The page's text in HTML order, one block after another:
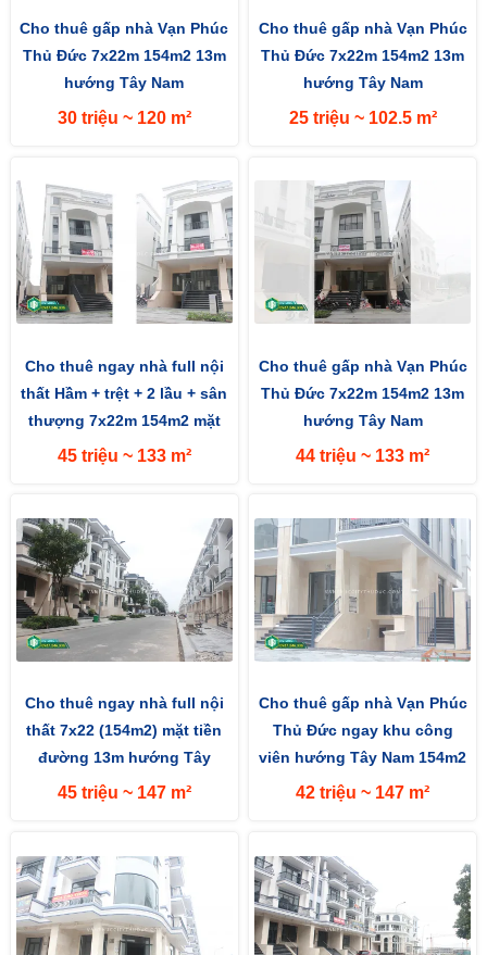
Cho thuê gấp nhà Vạn Phúc
Thủ Đức 7x22m 154m2 13m
hướng Tây Nam
30 triệu ~ 120 m²
Cho thuê gấp nhà Vạn Phúc
Thủ Đức 7x22m 154m2 13m
hướng Tây Nam
25 triệu ~ 102.5 m²
Cho thuê ngay nhà full nội
thất Hầm + trệt + 2 lầu + sân
thượng 7x22m 154m2 mặt
đường 13m hướng Tây
45 triệu ~ 133 m²
Cho thuê gấp nhà Vạn Phúc
Thủ Đức 7x22m 154m2 13m
hướng Tây Nam
44 triệu ~ 133 m²
Cho thuê ngay nhà full nội
thất 7x22 (154m2) mặt tiền
đường 13m hướng Tây
45 triệu ~ 147 m²
Cho thuê gấp nhà Vạn Phúc
Thủ Đức ngay khu công
viên hướng Tây Nam 154m2
(7x22m) mặt tiền đường 13m
42 triệu ~ 147 m²